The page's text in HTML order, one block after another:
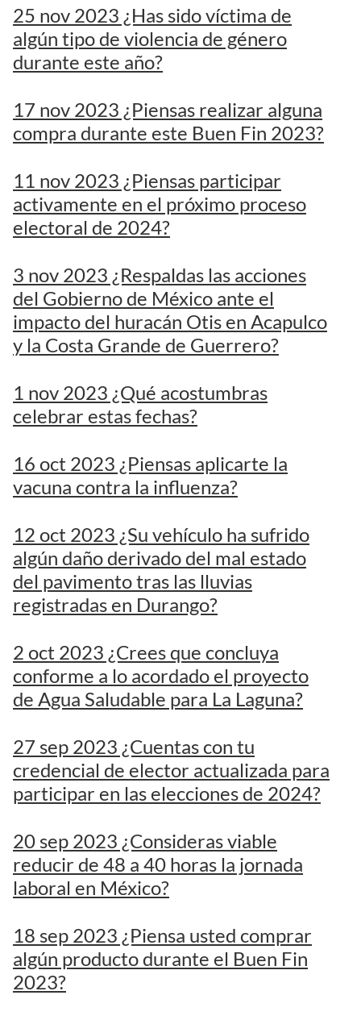
25 nov 2023 ¿Has sido víctima de
algún tipo de violencia de género
durante este año?
17 nov 2023 ¿Piensas realizar alguna
compra durante este Buen Fin 2023?
11 nov 2023 ¿Piensas participar
activamente en el próximo proceso
electoral de 2024?
3 nov 2023 ¿Respaldas las acciones
del Gobierno de México ante el
impacto del huracán Otis en Acapulco
y la Costa Grande de Guerrero?
1 nov 2023 ¿Qué acostumbras
celebrar estas fechas?
16 oct 2023 ¿Piensas aplicarte la
vacuna contra la influenza?
12 oct 2023 ¿Su vehículo ha sufrido
algún daño derivado del mal estado
del pavimento tras las lluvias
registradas en Durango?
2 oct 2023 ¿Crees que concluya
conforme a lo acordado el proyecto
de Agua Saludable para La Laguna?
27 sep 2023 ¿Cuentas con tu
credencial de elector actualizada para
participar en las elecciones de 2024?
20 sep 2023 ¿Consideras viable
reducir de 48 a 40 horas la jornada
laboral en México?
18 sep 2023 ¿Piensa usted comprar
algún producto durante el Buen Fin
2023?